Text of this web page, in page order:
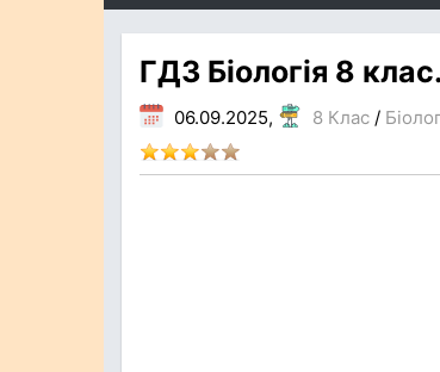
ГДЗ Біологія 8
06.09.2025, 8 Клас /